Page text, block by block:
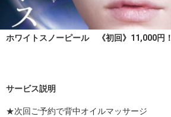
ホワイトスノーピール 《初回》11,000円！
サービス説明
★次回ご予約で背中オイルマッサージ